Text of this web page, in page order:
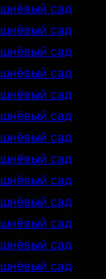
сад
сад
сад
сад
сад
сад
сад
сад
сад
сад
сад
сад
сад